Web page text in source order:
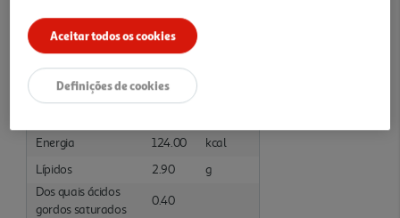
Informações Nutricionais
Valores Nutricionais por: 100 Gramas :Não Preparado
Nutrientes Valor
Energia
124.00
kcal
Lípidos
2.90
g
Dos quais ácidos
gordos saturados
0.40
Aceitar todos os cookies
Definições de cookies